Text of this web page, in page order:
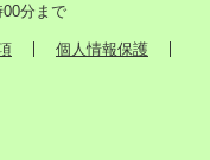
分まで
個人情報保護